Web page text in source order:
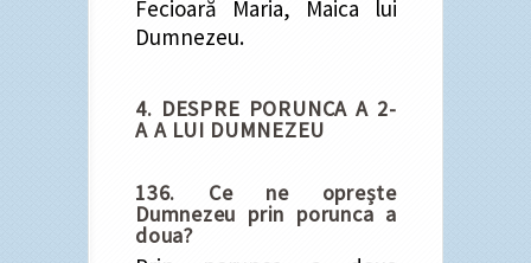
Fecioară Maria, Maica lui
Dumnezeu.
4. DESPRE PORUNCA A 2-
A A LUI DUMNEZEU
136. Ce ne oprește
Dumnezeu prin porunca a
doua?